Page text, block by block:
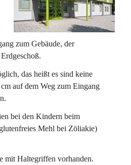
zum Gebäude, der
das heißt es sind keine
auf dem Weg zum Eingang
bei den Kindern beim
Mehl bei Zöliakie)
mit Haltegriffen vorhanden.